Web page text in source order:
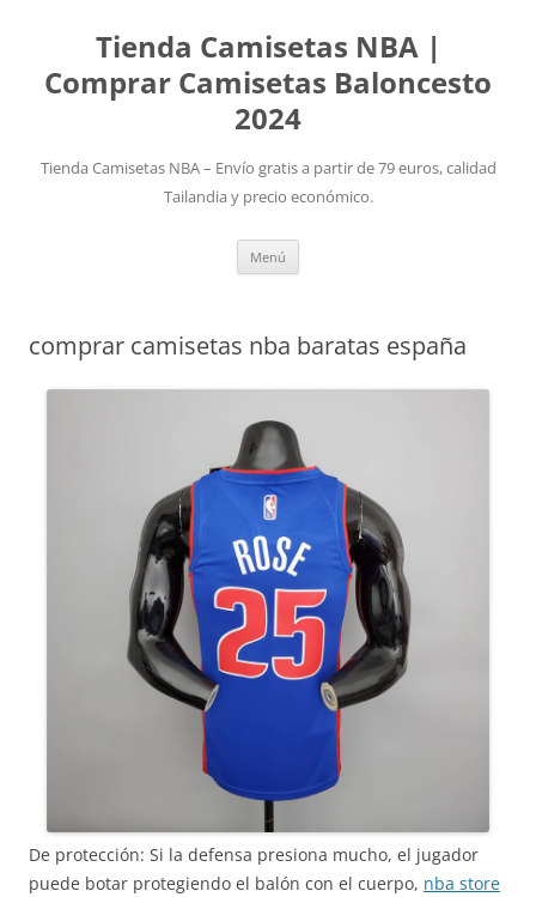
Tienda Camisetas NBA |
Comprar Camisetas Baloncesto
2024
Tienda Camisetas NBA – Envío gratis a partir de 79 euros, calidad
Tailandia y precio económico.
Menú
comprar camisetas nba baratas españa
De protección: Si la defensa presiona mucho, el jugador
puede botar protegiendo el balón con el cuerpo, nba store